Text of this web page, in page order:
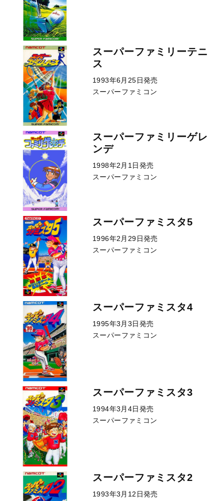
スーパーファミリーテニ
ス
1993年6月25日発売
スーパーファミコン
スーパーファミリーゲレ
ンデ
1998年2月1日発売
スーパーファミコン
スーパーファミスタ5
1996年2月29日発売
スーパーファミコン
スーパーファミスタ4
1995年3月3日発売
スーパーファミコン
スーパーファミスタ3
1994年3月4日発売
スーパーファミコン
スーパーファミスタ2
1993年3月12日発売